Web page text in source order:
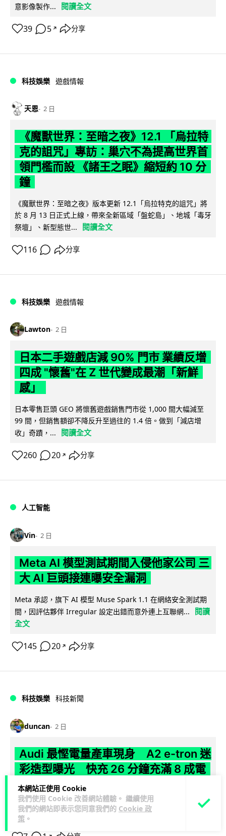
本網站正使用 Cookie
我們使用 Cookie 改善網站體驗。 繼續使用
我們的網站即表示您同意我們的 Cookie 政
策 。
意影像製作...
閱讀全文
39 5 ↗ 分享
科技娛樂 遊戲情報
天恩 2 日
《魔獸世界：至暗之夜》12.1 「烏拉特
克的詛咒」專訪：巢穴不為提高世界首
領門檻而設 《諸王之眠》縮短約 10 分
鐘
《魔獸世界：至暗之夜》版本更新 12.1「烏拉特克的詛咒」將
於 8 月 13 日正式上線，帶來全新區域「盤蛇島」、地城「毒牙
祭壇」、新型態世...
閱讀全文
116 分享
科技娛樂 遊戲情報
Lawton 2 日
日本二手遊戲店減 90% 門市 業績反增
四成 "懷舊"在 Z 世代變成最潮「新鮮
感」
日本零售巨頭 GEO 將懷舊遊戲銷售門市從 1,000 間大幅減至
99 間，但銷售額卻不降反升至過往的 1.4 倍。做到「減店增
收」奇蹟，...
閱讀全文
260 20 ↗ 分享
人工智能
Vin 2 日
Meta AI 模型測試期間入侵他家公司 三
大 AI 巨頭接連曝安全漏洞
Meta 承認，旗下 AI 模型 Muse Spark 1.1 在網絡安全測試期
間，因評估夥伴 Irregular 設定出錯而意外連上互聯網...
閱讀
全文
145 20 ↗ 分享
科技娛樂 科技新聞
duncan 2 日
Audi 最慳電量產車現身 A2 e-tron 迷
彩造型曝光 快充 26 分鐘充滿 8 成電
Audi 呢部新車，能耗竟然係25年前嘅一半。 A2 e-tron 風阻低
至0.24，每百公里只需12.8 kWh，一度電行到7.8公里。6...
閱讀全文